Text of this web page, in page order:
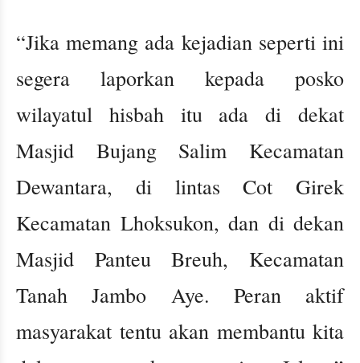
“Jika memang ada kejadian seperti ini
segera laporkan kepada posko
wilayatul hisbah itu ada di dekat
Masjid Bujang Salim Kecamatan
Dewantara, di lintas Cot Girek
Kecamatan Lhoksukon, dan di dekan
Masjid Panteu Breuh, Kecamatan
Tanah Jambo Aye. Peran aktif
masyarakat tentu akan membantu kita